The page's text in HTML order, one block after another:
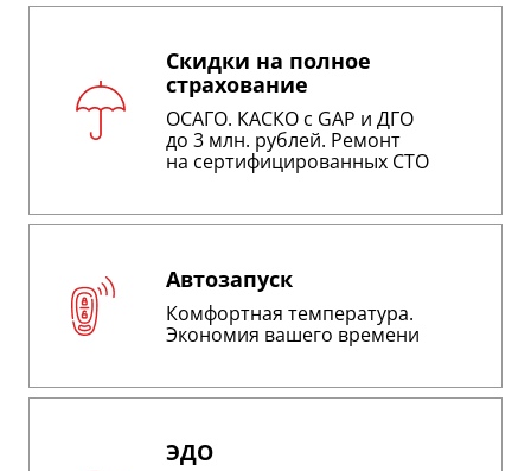
Скидки на полное
страхование
ОСАГО. КАСКО с GAP и ДГО
до 3 млн. рублей. Ремонт
на сертифицированных СТО
Автозапуск
Комфортная температура.
Экономия вашего времени
ЭДО